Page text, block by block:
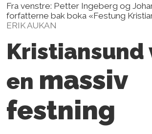
Fra venstre: Petter Ingeberg og
forfatterne bak boka «Festung
ERIK AUKAN
Kristiansund
en massiv
festning